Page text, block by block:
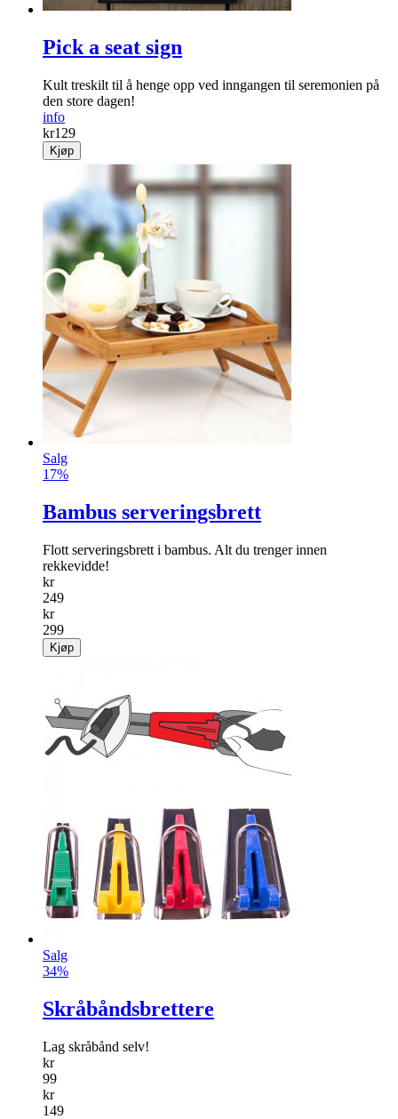
Pick a seat sign
Kult treskilt til å henge opp ved inngangen til seremonien på
den store dagen!
info
kr129
Kjøp
Salg
17%
Bambus serveringsbrett
Flott serveringsbrett i bambus. Alt du trenger innen
rekkevidde!
kr
249
kr
299
Kjøp
Salg
34%
Skråbåndsbrettere
Lag skråbånd selv!
kr
99
kr
149